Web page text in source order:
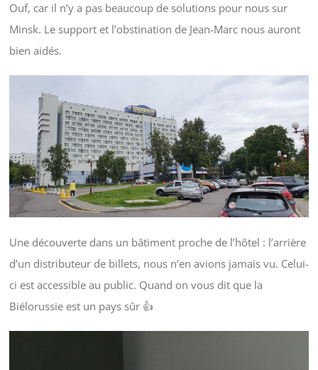
Ouf, car il n’y a pas beaucoup de solutions pour nous sur
Minsk. Le support et l’obstination de Jean-Marc nous auront
bien aidés.
Une découverte dans un bâtiment proche de l’hôtel : l’arrière
d’un distributeur de billets, nous n’en avions jamais vu. Celui-
ci est accessible au public. Quand on vous dit que la
Biélorussie est un pays sûr 👍